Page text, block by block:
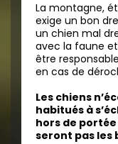
La montagne,
exige un bon
un chien mal
avec la faune
être
en cas de
Les chiens
habitués à
hors de
seront pas les